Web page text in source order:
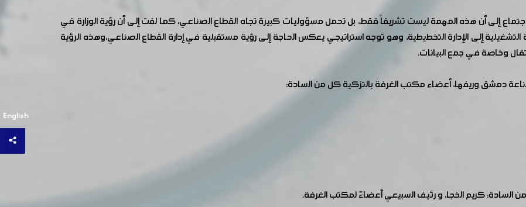
English
إلى أن هذه المهمة ليست تشريفاً فقط، بل تحمل مسؤوليات كبيرة تجاه القطاع الصناعي، كما لفت إلى أن رؤية الوزارة في
التشغيلية إلى الإدارة التخطيطية، وهو توجه استراتيجي يعكس الحاجة إلى رؤية مستقبلية في إدارة القطاع الصناعي،وهذه الرؤية
وخاصة في جمع البيانات.
دمشق وريفها، أعضاء مكتب الغرفة بالتزكية كل من السادة:
كريم الخجا، و رئيف السبيعي أعضاءً لمكتب الغرفة.